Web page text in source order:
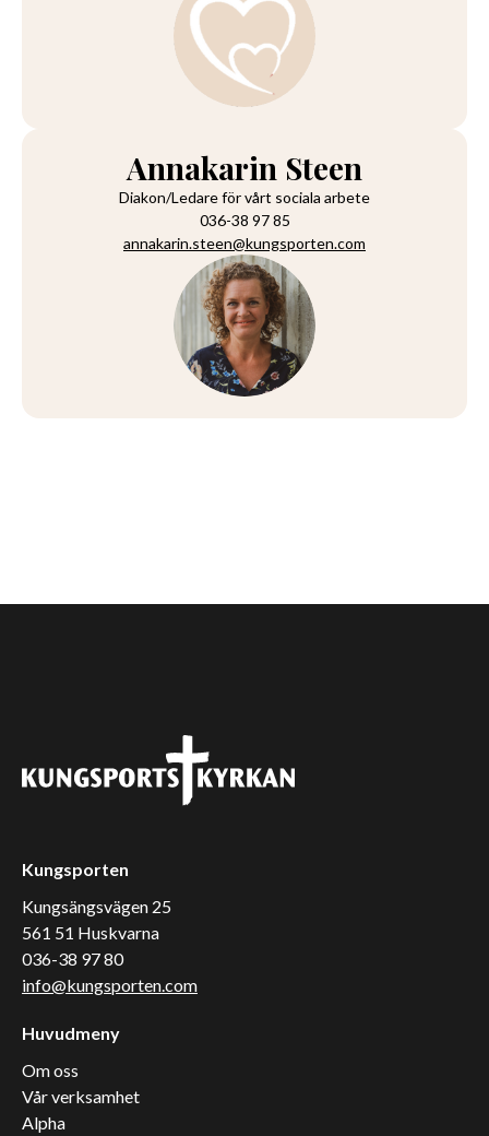
Annakarin Steen
Diakon/Ledare för vårt sociala arbete
036-38 97 85
annakarin.steen@kungsporten.com
Kungsporten
Kungsängsvägen 25
561 51 Huskvarna
036-38 97 80
info@kungsporten.com
Huvudmeny
Om oss
Vår verksamhet
Alpha